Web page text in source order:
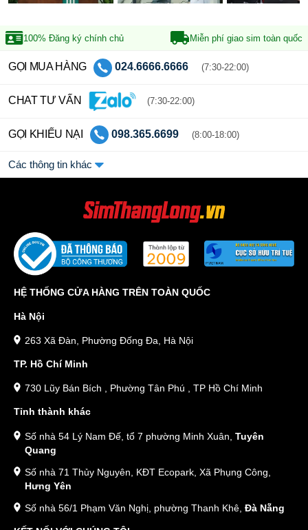
100% Đăng ký chính chủ Miễn phí giao sim toàn quốc
GỌI MUA HÀNG 024.6666.6666 (7:30-22:00)
CHAT TƯ VẤN (7:30-22:00)
GỌI KHIẾU NẠI 098.365.6699 (8:00-18:00)
Các thông tin khác
HỆ THỐNG CỬA HÀNG TRÊN TOÀN QUỐC
Hà Nội
263 Xã Đàn, Phường Đống Đa, Hà Nội
TP. Hồ Chí Minh
730 Lũy Bán Bích , Phường Tân Phú , TP Hồ Chí Minh
Tỉnh thành khác
Số nhà 54 Lý Nam Đế, tổ 7 phường Minh Xuân, Tuyên
Quang
Số nhà 71 Thủy Nguyên, KĐT Ecopark, Xã Phụng Công,
Hưng Yên
Số nhà 56/1 Phạm Văn Nghị, phường Thanh Khê, Đà Nẵng